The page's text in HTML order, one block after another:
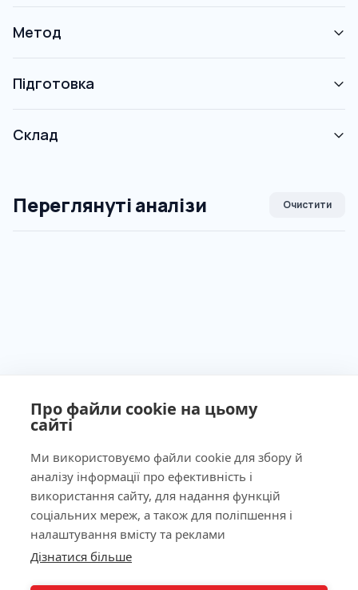
Про файли cookie на цьому
сайті
Ми використовуємо файли cookie для збору й
аналізу інформації про ефективність і
використання сайту, для надання функцій
соціальних мереж, а також для поліпшення і
налаштування вмісту та реклами
Дізнатися більше
Метод
Підготовка
Склад
Переглянуті аналізи Очистити
Ліцензія МОЗ України №603260 від 23.09.2011
Наша адреса
КНОПКА